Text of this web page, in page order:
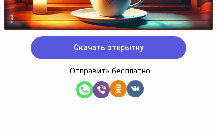
Скачать открытку
Отправить бесплатно